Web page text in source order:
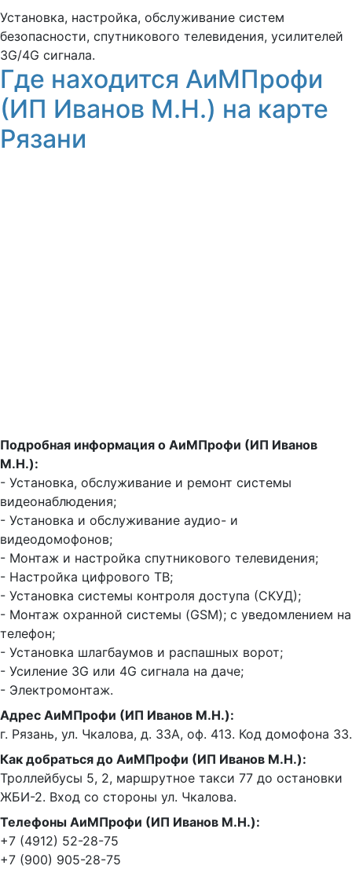
Установка, настройка, обслуживание систем
безопасности, спутникового телевидения, усилителей
3G/4G сигнала.
Где находится АиМПрофи
(ИП Иванов М.Н.) на карте
Рязани
Подробная информация о АиМПрофи (ИП Иванов
М.Н.):
- Установка, обслуживание и ремонт системы
видеонаблюдения;
- Установка и обслуживание аудио- и
видеодомофонов;
- Монтаж и настройка спутникового телевидения;
- Настройка цифрового ТВ;
- Установка системы контроля доступа (СКУД);
- Монтаж охранной системы (GSM); с уведомлением на
телефон;
- Установка шлагбаумов и распашных ворот;
- Усиление 3G или 4G сигнала на даче;
- Электромонтаж.
Адрес АиМПрофи (ИП Иванов М.Н.):
г. Рязань, ул. Чкалова, д. 33А, оф. 413. Код домофона 33.
Как добраться до АиМПрофи (ИП Иванов М.Н.):
Троллейбусы 5, 2, маршрутное такси 77 до остановки
ЖБИ-2. Вход со стороны ул. Чкалова.
Телефоны АиМПрофи (ИП Иванов М.Н.):
+7 (4912) 52-28-75
+7 (900) 905-28-75